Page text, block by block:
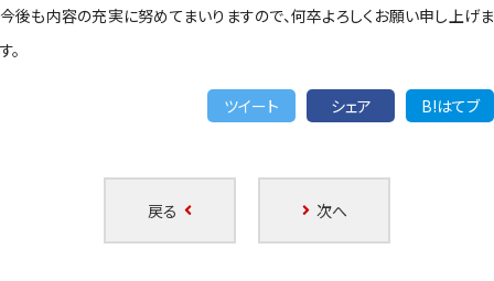
今後も内容の充実に努めてまいりますので、何卒よろしくお願い申し上げま
す。
ツイート シェア B!はてブ
戻る 次へ